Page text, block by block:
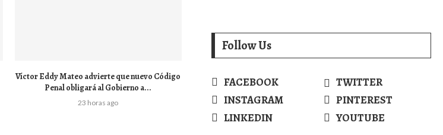
Víctor Eddy Mateo advierte que nuevo Código
Penal obligará al Gobierno a...
23 horas ago
Follow Us
FACEBOOK
TWITTER
INSTAGRAM
PINTEREST
LINKEDIN
YOUTUBE